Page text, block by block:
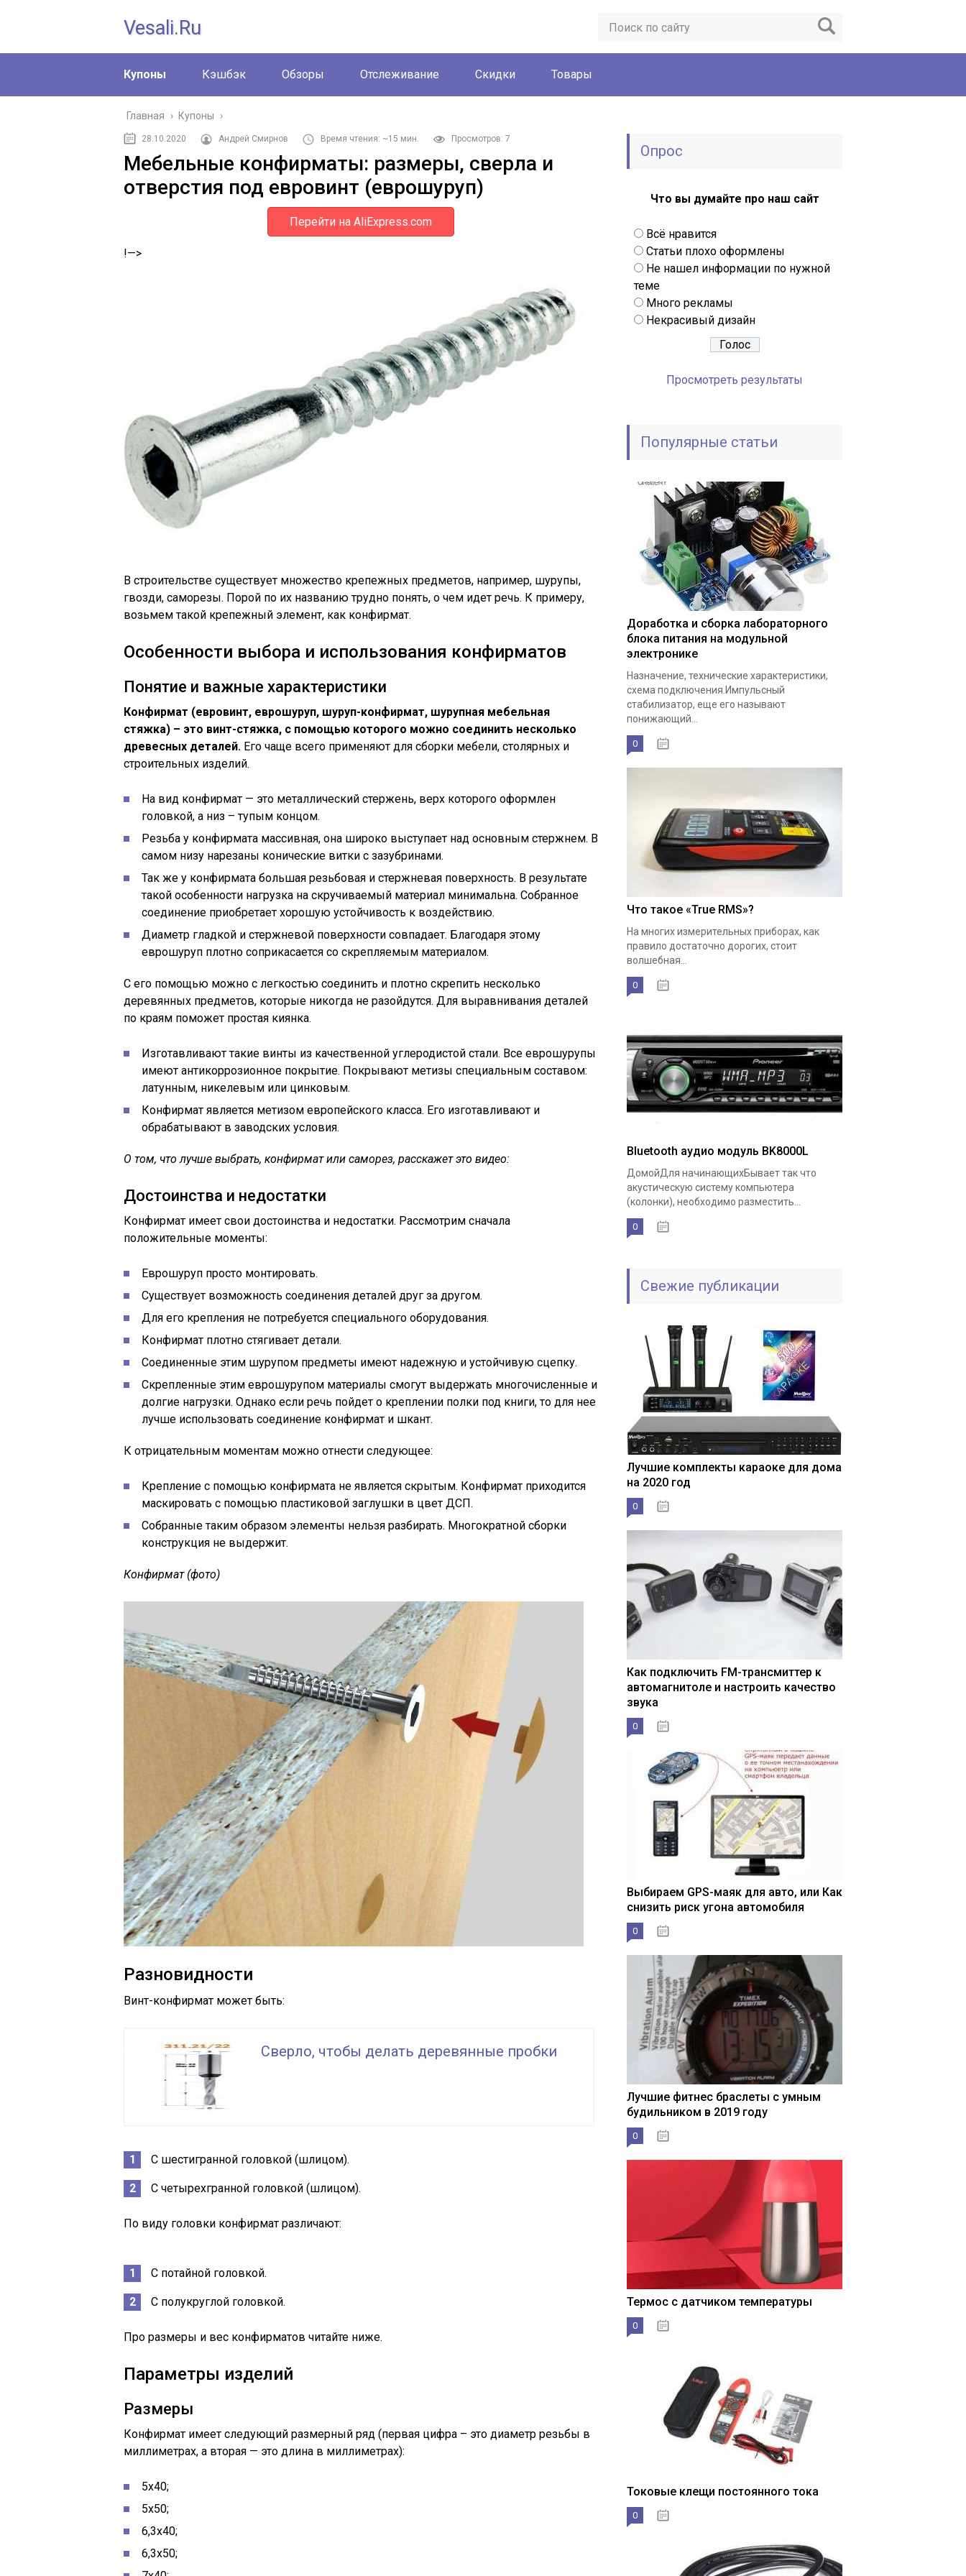
Vesali.ru
Купоны Кэшбэк Обзоры Отслеживание Скидки Товары
Главная › Купоны ›
28.10.2020 Андрей Смирнов Время чтения: ~15 мин. Просмотров: 7
Мебельные конфирматы: размеры, сверла и
отверстия под евровинт (еврошуруп)
Перейти на AliExpress.com
!—>
В строительстве существует множество крепежных предметов, например, шурупы,
гвозди, саморезы. Порой по их названию трудно понять, о чем идет речь. К примеру,
возьмем такой крепежный элемент, как конфирмат.
Особенности выбора и использования конфирматов
Понятие и важные характеристики
Конфирмат (евровинт, еврошуруп, шуруп-конфирмат, шурупная мебельная
стяжка) – это винт-стяжка, с помощью которого можно соединить несколько
древесных деталей. Его чаще всего применяют для сборки мебели, столярных и
строительных изделий.
На вид конфирмат — это металлический стержень, верх которого оформлен
головкой, а низ – тупым концом.
Резьба у конфирмата массивная, она широко выступает над основным стержнем. В
самом низу нарезаны конические витки с зазубринами.
Так же у конфирмата большая резьбовая и стержневая поверхность. В результате
такой особенности нагрузка на скручиваемый материал минимальна. Собранное
соединение приобретает хорошую устойчивость к воздействию.
Диаметр гладкой и стержневой поверхности совпадает. Благодаря этому
еврошуруп плотно соприкасается со скрепляемым материалом.
С его помощью можно с легкостью соединить и плотно скрепить несколько
деревянных предметов, которые никогда не разойдутся. Для выравнивания деталей
по краям поможет простая киянка.
Изготавливают такие винты из качественной углеродистой стали. Все еврошурупы
имеют антикоррозионное покрытие. Покрывают метизы специальным составом:
латунным, никелевым или цинковым.
Конфирмат является метизом европейского класса. Его изготавливают и
обрабатывают в заводских условия.
О том, что лучше выбрать, конфирмат или саморез, расскажет это видео:
Достоинства и недостатки
Конфирмат имеет свои достоинства и недостатки. Рассмотрим сначала
положительные моменты:
Еврошуруп просто монтировать.
Существует возможность соединения деталей друг за другом.
Для его крепления не потребуется специального оборудования.
Конфирмат плотно стягивает детали.
Соединенные этим шурупом предметы имеют надежную и устойчивую сцепку.
Скрепленные этим еврошурупом материалы смогут выдержать многочисленные и
долгие нагрузки. Однако если речь пойдет о креплении полки под книги, то для нее
лучше использовать соединение конфирмат и шкант.
К отрицательным моментам можно отнести следующее:
Крепление с помощью конфирмата не является скрытым. Конфирмат приходится
маскировать с помощью пластиковой заглушки в цвет ДСП.
Собранные таким образом элементы нельзя разбирать. Многократной сборки
конструкция не выдержит.
Конфирмат (фото)
Разновидности
Винт-конфирмат может быть:
Сверло, чтобы делать деревянные пробки
С шестигранной головкой (шлицом).
С четырехгранной головкой (шлицом).
По виду головки конфирмат различают:
С потайной головкой.
С полукруглой головкой.
Про размеры и вес конфирматов читайте ниже.
Параметры изделий
Размеры
Конфирмат имеет следующий размерный ряд (первая цифра – это диаметр резьбы в
миллиметрах, а вторая — это длина в миллиметрах):
5х40;
5х50;
6,3х40;
6,3х50;
Опрос
Что вы думайте про наш сайт
Всё нравится
Статьи плохо оформлены
Не нашел информации по нужной
теме
Много рекламы
Некрасивый дизайн
Просмотреть результаты
Популярные статьи
Доработка и сборка лабораторного
блока питания на модульной
электронике
Назначение, технические характеристики,
схема подключения.Импульсный
стабилизатор, еще его называют
понижающий...
0
Что такое «True RMS»?
На многих измерительных приборах, как
правило достаточно дорогих, стоит
волшебная...
0
Bluetooth аудио модуль BK8000L
ДомойДля начинающихБывает так что
акустическую систему компьютера
(колонки), необходимо разместить...
0
Свежие публикации
Лучшие комплекты караоке для дома
на 2020 год
0
Как подключить FM-трансмиттер к
автомагнитоле и настроить качество
звука
0
Выбираем GPS-маяк для авто, или Как
снизить риск угона автомобиля
0
Лучшие фитнес браслеты с умным
будильником в 2019 году
0
Термос с датчиком температуры
0
Токовые клещи постоянного тока
0